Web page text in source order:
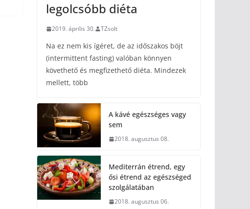
legolcsóbb diéta
2019. április 30. TZsolt
Na ez nem kis ígéret, de az időszakos böjt
(intermittent fasting) valóban könnyen
követhető és megfizethető diéta. Mindezek
mellett, több
A kávé egészséges vagy
sem
2018. augusztus 08.
Mediterrán étrend, egy
ősi étrend az egészséged
szolgálatában
2018. augusztus 06.